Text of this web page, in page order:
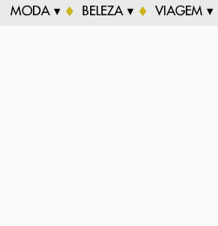
MODA ▾ BELEZA ▾ VIAGEM ▾